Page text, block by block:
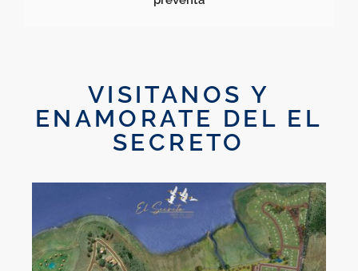
VISITANOS Y
ENAMORATE DEL EL
SECRETO